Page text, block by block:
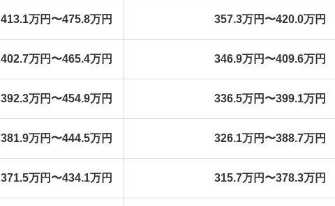
413.1万円〜475.8万円 357.3万円〜420.0万円
402.7万円〜465.4万円 346.9万円〜409.6万円
392.3万円〜454.9万円 336.5万円〜399.1万円
381.9万円〜444.5万円 326.1万円〜388.7万円
371.5万円〜434.1万円 315.7万円〜378.3万円